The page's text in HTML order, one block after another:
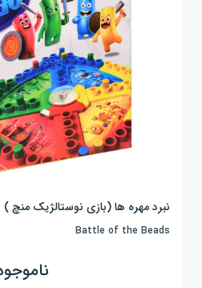
نبرد مهره ها (بازی نوستالژیک منچ )
Battle of the Beads